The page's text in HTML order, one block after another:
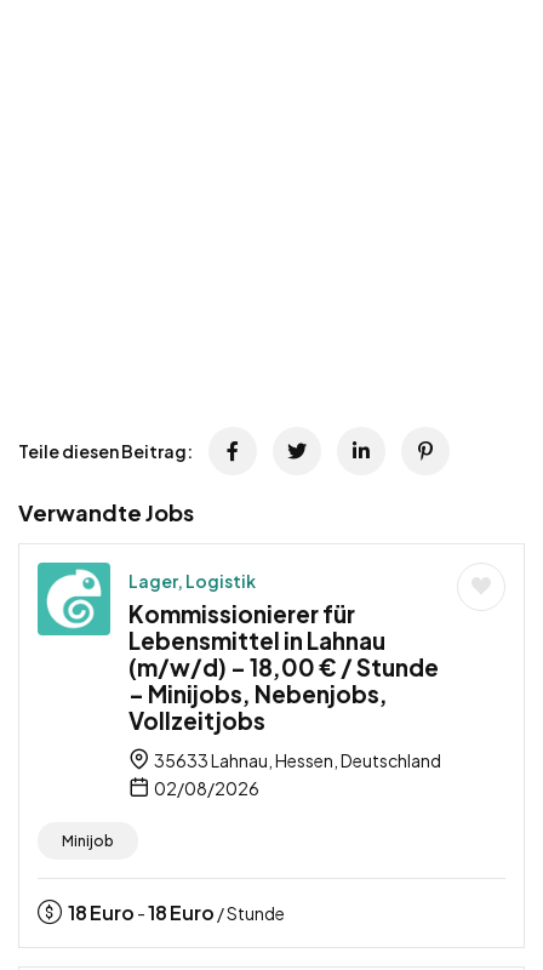
Teile diesen Beitrag:
Verwandte Jobs
Lager, Logistik
Kommissionierer für
Lebensmittel in Lahnau
(m/w/d) – 18,00 € / Stunde
– Minijobs, Nebenjobs,
Vollzeitjobs
35633 Lahnau, Hessen, Deutschland
02/08/2026
Minijob
18Euro -18Euro / Stunde